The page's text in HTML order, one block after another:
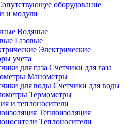
оборудование
и модули
Водяные
Газовые
Электрические
учета
Счетчики для газа
Манометры
Счетчики для воды
Термометры
и теплоносители
Теплоизоляция
Теплоносители